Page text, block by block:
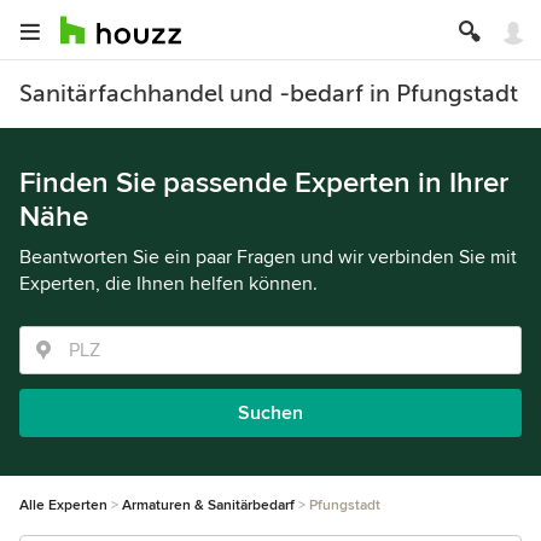
Sanitärfachhandel und -bedarf in Pfungstadt
Finden Sie passende Experten in Ihrer
Nähe
Beantworten Sie ein paar Fragen und wir verbinden Sie mit
Experten, die Ihnen helfen können.
Suchen
Alle Experten Armaturen & Sanitärbedarf Pfungstadt